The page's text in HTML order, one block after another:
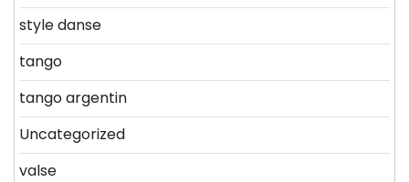
style danse
tango
tango argentin
Uncategorized
valse